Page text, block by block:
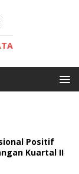
Positif
Kuartal II